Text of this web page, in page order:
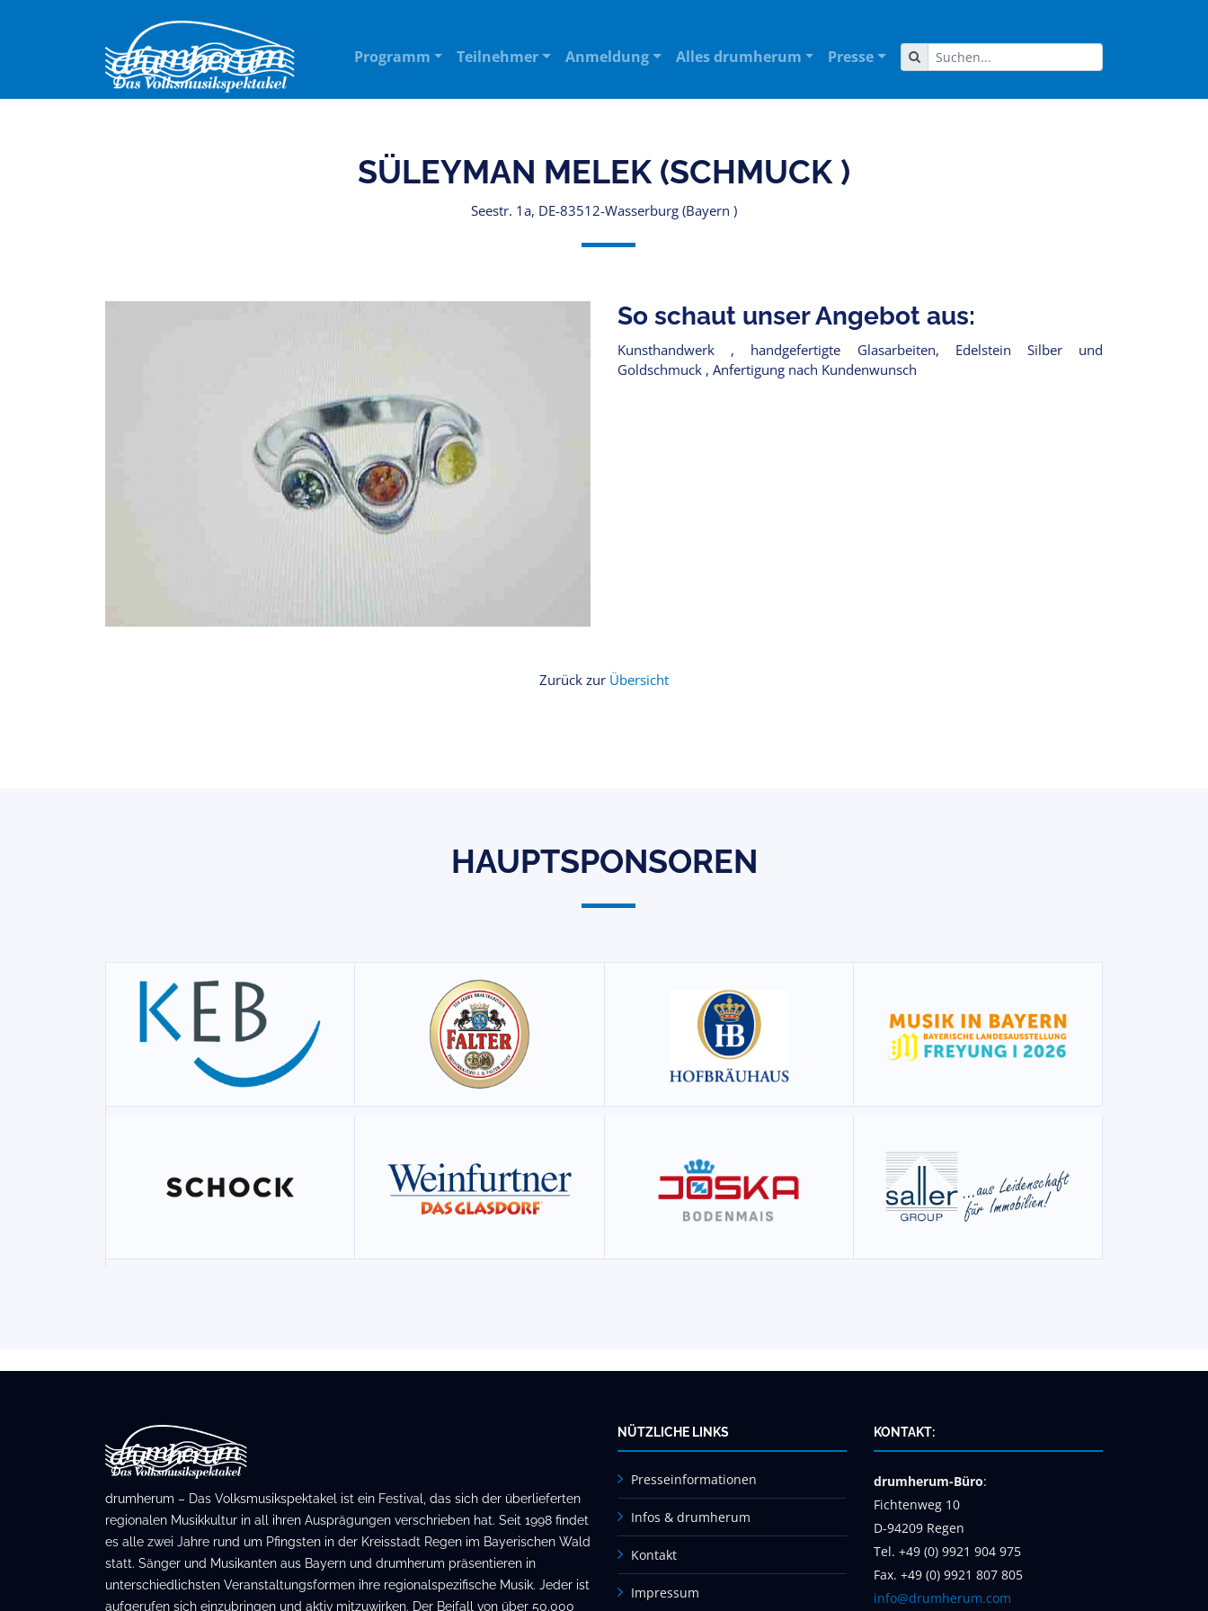
Programm Teilnehmer Anmeldung Alles drumherum Presse
SÜLEYMAN MELEK (SCHMUCK )
Seestr. 1a, DE-83512-Wasserburg (Bayern )
So schaut unser Angebot aus:
Kunsthandwerk , handgefertigte Glasarbeiten, Edelstein Silber und
Goldschmuck , Anfertigung nach Kundenwunsch
Zurück zur Übersicht
HAUPTSPONSOREN
drumherum – Das Volksmusikspektakel ist ein Festival, das sich der überlieferten
regionalen Musikkultur in all ihren Ausprägungen verschrieben hat. Seit 1998 findet
es alle zwei Jahre rund um Pfingsten in der Kreisstadt Regen im Bayerischen Wald
statt. Sänger und Musikanten aus Bayern und drumherum präsentieren in
unterschiedlichsten Veranstaltungsformen ihre regionalspezifische Musik. Jeder ist
aufgerufen sich einzubringen und aktiv mitzuwirken. Der Beifall von über 50.000
NÜTZLICHE LINKS
Presseinformationen
Infos & drumherum
Kontakt
Impressum
KONTAKT:
drumherum-Büro:
Fichtenweg 10
D-94209 Regen
Tel. +49 (0) 9921 904 975
Fax. +49 (0) 9921 807 805
info@drumherum.com